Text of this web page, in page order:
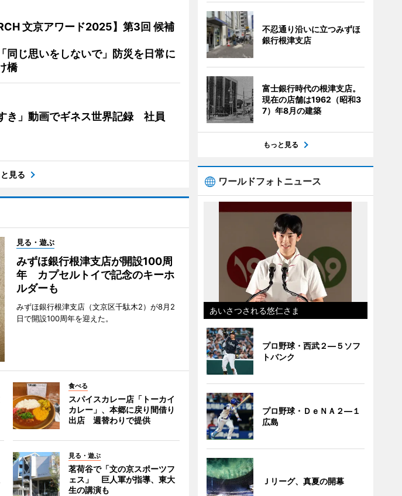
文京アワード2025】第3回 候補
同じ思いをしないで」防災を日常に
橋
き」動画でギネス世界記録 社員
見る
見る・遊ぶ
みずほ銀行根津支店が開設100周
年 カプセルトイで記念のキーホ
ルダーも
みずほ銀行根津支店（文京区千駄木2）が8月2
日で開設100周年を迎えた。
食べる
スパイスカレー店「トーカイ
カレー」、本郷に戻り間借り
出店 週替わりで提供
見る・遊ぶ
茗荷谷で「文の京スポーツフ
ェス」 巨人軍が指導、東大
生の講演も
不忍通り沿いに立つみずほ
銀行根津支店
富士銀行時代の根津支店。
現在の店舗は1962（昭和3
7）年8月の建築
もっと見る
ワールドフォトニュース
あいさつされる悠仁さま
プロ野球・西武２―５ソフ
トバンク
プロ野球・ＤｅＮＡ２―１
広島
Ｊリーグ、真夏の開幕